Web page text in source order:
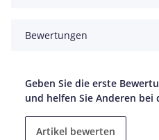
Bewertungen
Geben Sie die erste
und helfen Sie Anderen bei
Artikel bewerten